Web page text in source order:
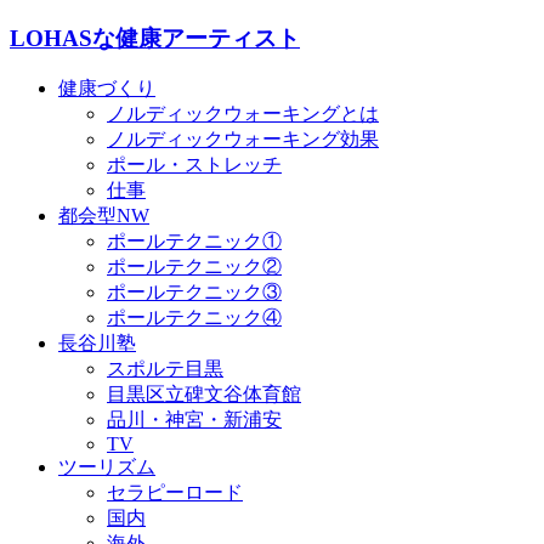
LOHASな健康アーティスト
健康づくり
ノルディックウォーキングとは
ノルディックウォーキング効果
ポール・ストレッチ
仕事
都会型NW
ポールテクニック①
ポールテクニック②
ポールテクニック③
ポールテクニック④
長谷川塾
スポルテ目黒
目黒区立碑文谷体育館
品川・神宮・新浦安
TV
ツーリズム
セラピーロード
国内